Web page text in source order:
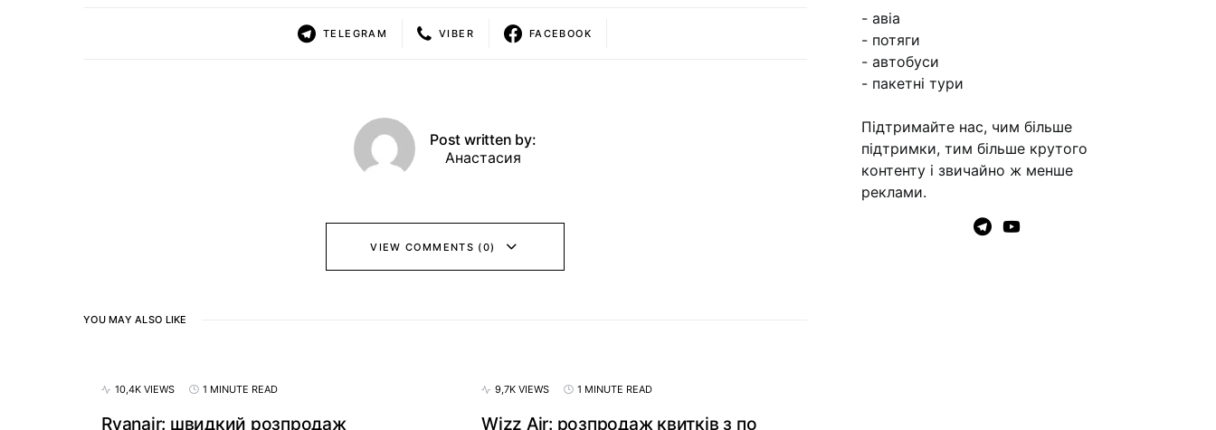
TELEGRAM VIBER FACEBOOK
Post written by:
Анастасия
VIEW COMMENTS (0)
YOU MAY ALSO LIKE
10,4K VIEWS 1 MINUTE READ
Ryanair: швидкий розпродаж
9,7K VIEWS 1 MINUTE READ
Wizz Air: розпродаж квитків з по
- авіа
- потяги
- автобуси
- пакетні тури
Підтримайте нас, чим більше
підтримки, тим більше крутого
контенту і звичайно ж менше
реклами.